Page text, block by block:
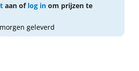
aan of log in om prijzen te
geleverd